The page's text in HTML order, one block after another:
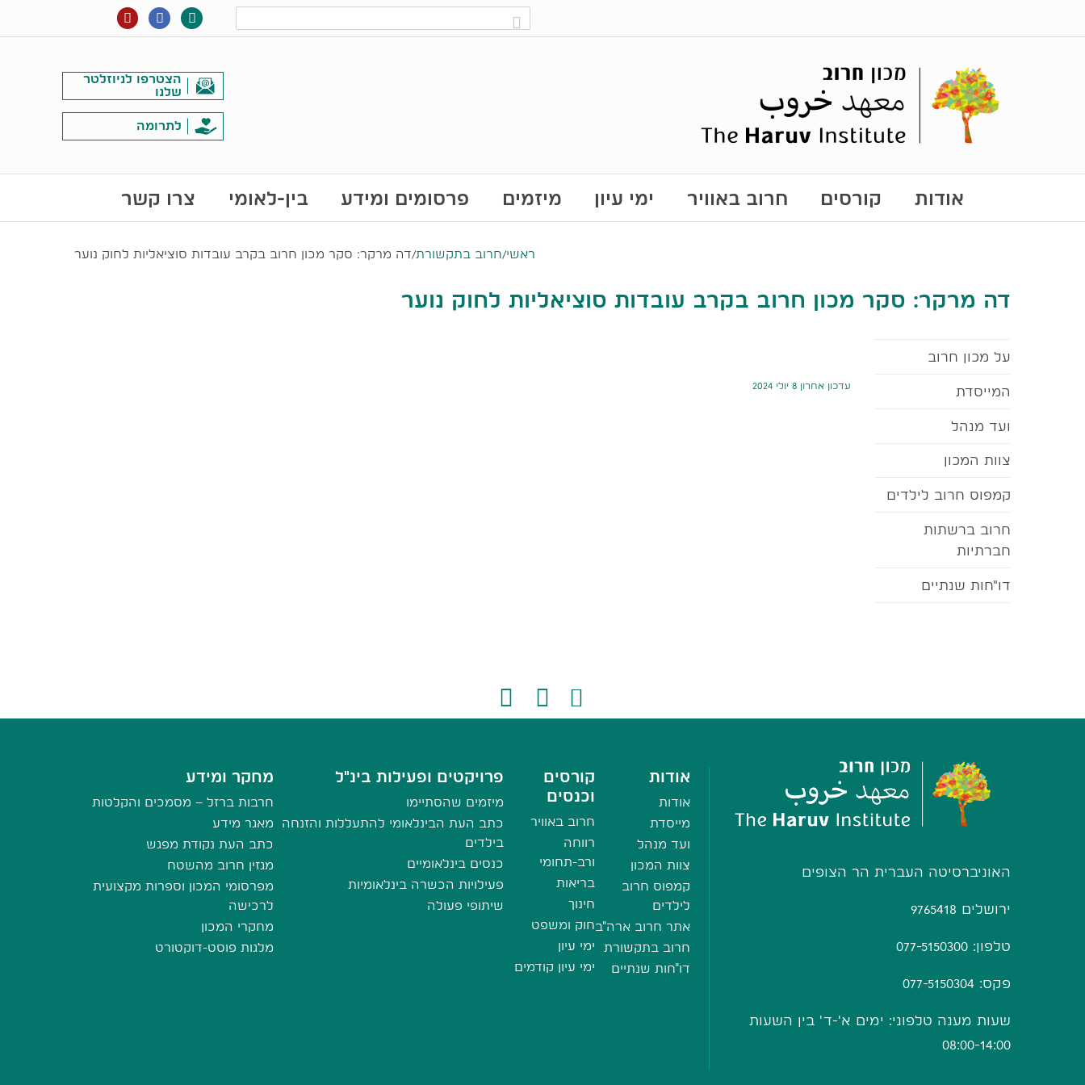
הצטרפו לניוזלטר
שלנו
לתרומה
אודות קורסים חרוב באוויר ימי עיון מיזמים פרסומים ומידע בין-לאומי צרו קשר
ראשי/חרוב בתקשורת/דה מרקר: סקר מכון חרוב בקרב עובדות סוציאליות לחוק נוער
דה מרקר: סקר מכון חרוב בקרב עובדות סוציאליות לחוק נוער
על מכון חרוב
המייסדת
ועד מנהל
צוות המכון
קמפוס חרוב לילדים
חרוב ברשתות
חברתיות
דו"חות שנתיים
עדכון אחרון 8 יולי 2024
האוניברסיטה העברית הר הצופים
ירושלים 9765418
טלפון: 077-5150300
פקס: 077-5150304
שעות מענה טלפוני: ימים א'-ד' בין השעות
08:00-14:00
אודות
אודות
מייסדת
ועד מנהל
צוות המכון
קמפוס חרוב
לילדים
אתר חרוב ארה"ב
חרוב בתקשורת
דו"חות שנתיים
קורסים
וכנסים
חרוב באוויר
רווחה
ורב-תחומי
בריאות
חינוך
חוק ומשפט
ימי עיון
ימי עיון קודמים
פרויקטים ופעילות בינ"ל
מיזמים שהסתיימו
כתב העת הבינלאומי להתעללות והזנחה
בילדים
כנסים בינלאומיים
פעילויות הכשרה בינלאומיות
שיתופי פעולה
מחקר ומידע
חרבות ברזל – מסמכים והקלטות
מאגר מידע
כתב העת נקודת מפגש
מגזין חרוב מהשטח
מפרסומי המכון וספרות מקצועית
לרכישה
מחקרי המכון
מלגות פוסט-דוקטורט